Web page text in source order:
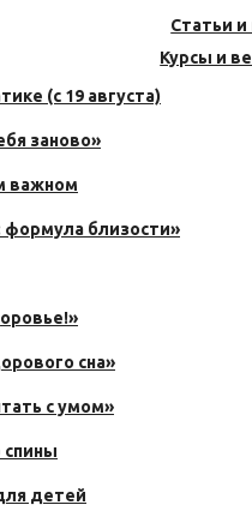
Статьи
Курсы и
(с 19 августа)
заново»
важном
формула близости»
сна»
с умом»
спины
детей